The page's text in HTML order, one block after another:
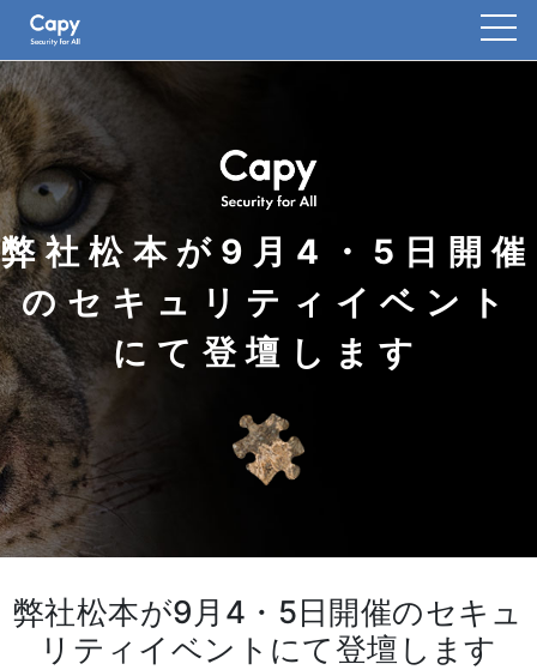
弊社松本が9月4・5日開催
のセキュリティイベント
にて登壇します
弊社松本が9月4・5日開催のセキュ
リティイベントにて登壇します